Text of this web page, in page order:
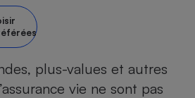
plus-values et autres
vie ne sont pas
Assurance emprunteur